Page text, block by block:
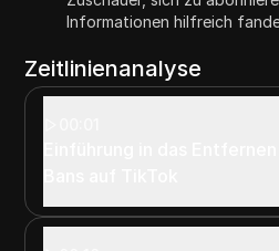
Informationen hilfreich
Zeitlinienanalyse